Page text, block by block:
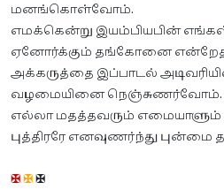
மனங்கொள்வோம்.
எமக்கென்று இயம்பியபின்
ஏனோர்க்கும் தங்கோனை
அக்கருத்தை இப்பாடல்
வழமையினை நெஞ்சுணர்வோம்.
எல்லா மதத்தவரும் எமையாளும்
புத்திரரே எனவுணர்ந்து புன்மை
✠✠✠